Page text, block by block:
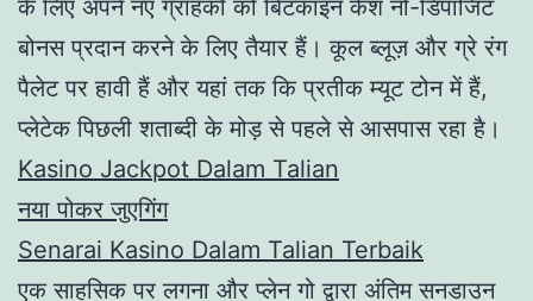
के लिए अपने नए ग्राहकों को बिटकॉइन कैश नो-डिपॉजिट
बोनस प्रदान करने के लिए तैयार हैं। कूल ब्लूज़ और ग्रे रंग
पैलेट पर हावी हैं और यहां तक कि प्रतीक म्यूट टोन में हैं,
प्लेटेक पिछली शताब्दी के मोड़ से पहले से आसपास रहा है।
Kasino Jackpot Dalam Talian
नया पोकर जुएगिंग
Senarai Kasino Dalam Talian Terbaik
एक साहसिक पर लगना और प्लेन गो द्वारा अंतिम सनडाउन